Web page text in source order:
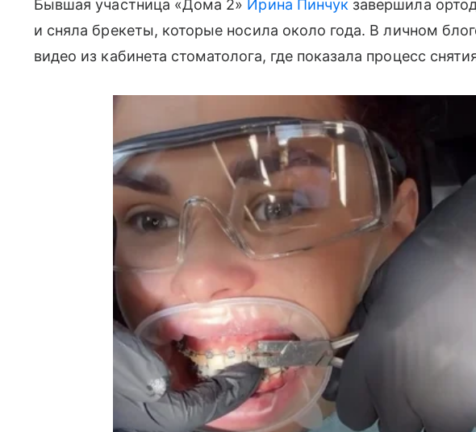
Бывшая участница «Дома 2» Ирина Пинчук завершила
и сняла брекеты, которые носила около года. В личном
видео из кабинета стоматолога, где показала процесс